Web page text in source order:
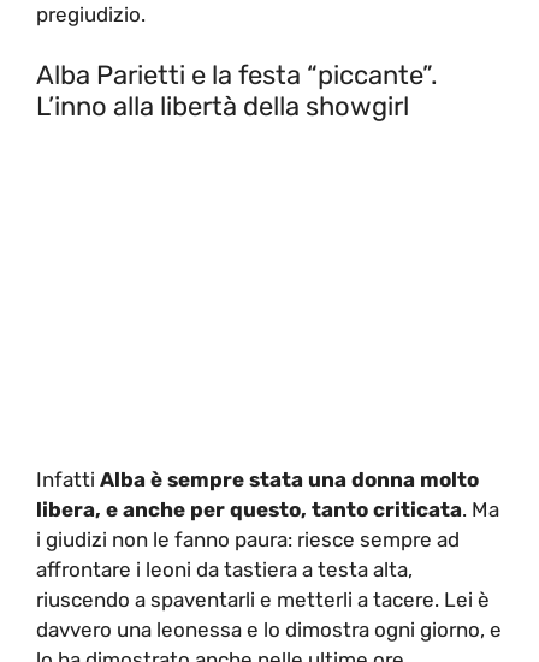
pregiudizio.
Alba Parietti e la festa “piccante”.
L’inno alla libertà della showgirl
Infatti Alba è sempre stata una donna molto
libera, e anche per questo, tanto criticata. Ma
i giudizi non le fanno paura: riesce sempre ad
affrontare i leoni da tastiera a testa alta,
riuscendo a spaventarli e metterli a tacere. Lei è
davvero una leonessa e lo dimostra ogni giorno, e